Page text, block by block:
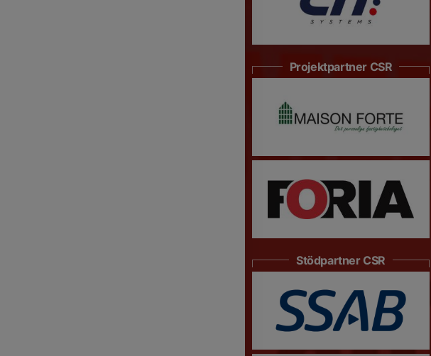
Projektpartner CSR
Stödpartner CSR